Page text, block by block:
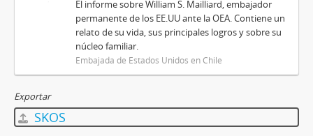
El informe sobre William S. Mailliard, embajador
permanente de los EE.UU ante la OEA. Contiene un
relato de su vida, sus principales logros y sobre su
núcleo familiar.
Embajada de Estados Unidos en Chile
Exportar
SKOS